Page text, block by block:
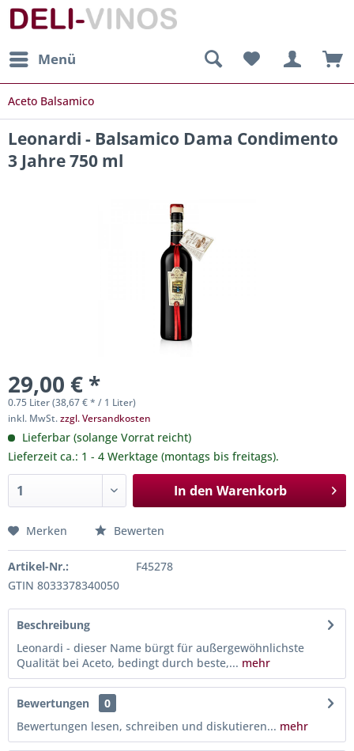
Menü
Aceto Balsamico
Leonardi - Balsamico Dama Condimento
3 Jahre 750 ml
29,00 € *
0.75 Liter (38,67 € * / 1 Liter)
inkl. MwSt.zzgl. Versandkosten
Lieferbar (solange Vorrat reicht)
Lieferzeit ca.: 1 - 4 Werktage (montags bis freitags).
In den Warenkorb
Merken Bewerten
Artikel-Nr.:
F45278
GTIN 8033378340050
Beschreibung
Leonardi - dieser Name bürgt für außergewöhnlichste
Qualität bei Aceto, bedingt durch beste,... mehr
Bewertungen
0
Bewertungen lesen, schreiben und diskutieren... mehr